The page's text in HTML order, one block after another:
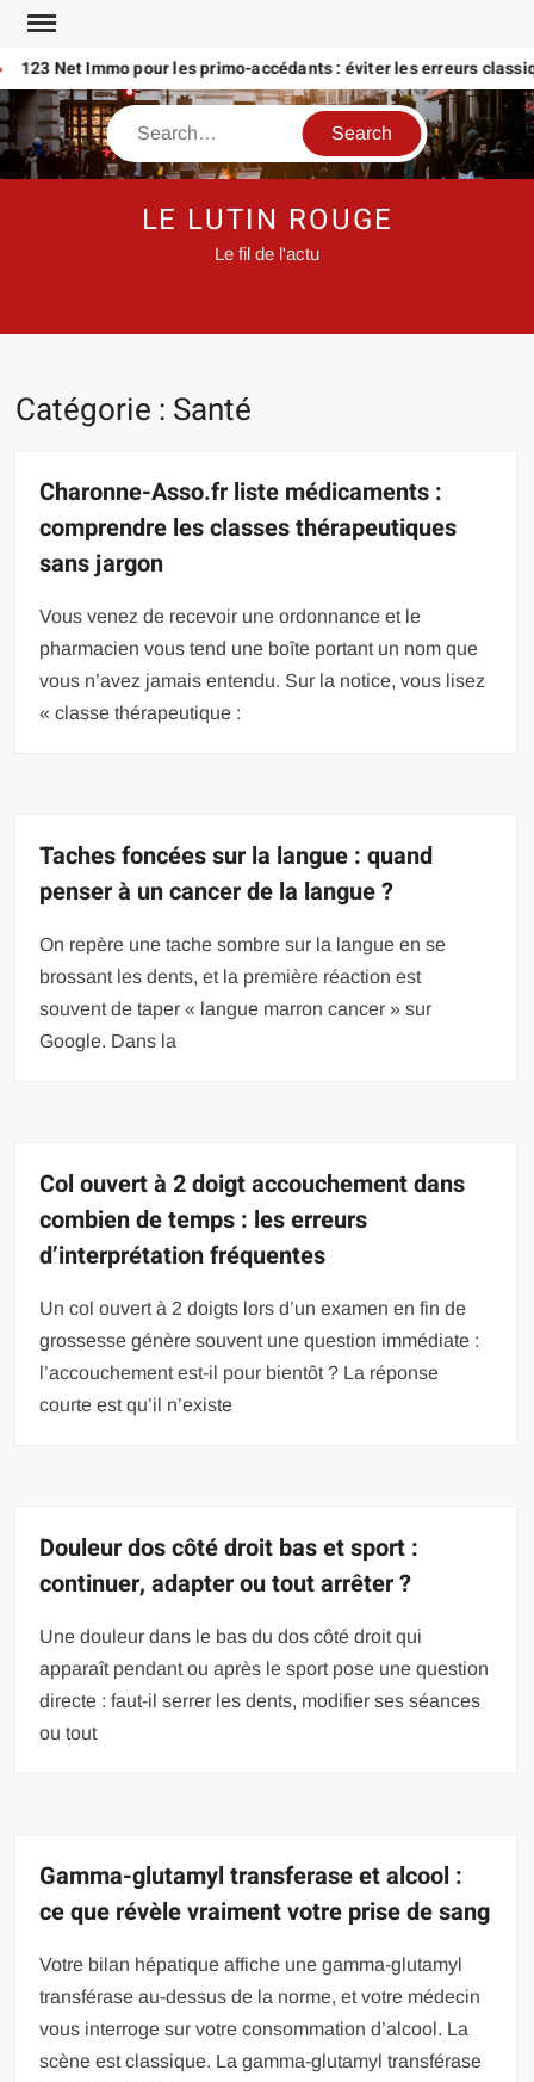
Skip
content
Net Immo pour les primo-accédants : éviter les erreurs classiques
Search
LE LUTIN ROUGE
Le fil de l'actu
Catégorie : Santé
Charonne-Asso.fr liste médicaments :
comprendre les classes thérapeutiques
sans jargon
Vous venez de recevoir une ordonnance et le
pharmacien vous tend une boîte portant un nom que
vous n’avez jamais entendu. Sur la notice, vous lisez
« classe thérapeutique :
Taches foncées sur la langue : quand
penser à un cancer de la langue ?
On repère une tache sombre sur la langue en se
brossant les dents, et la première réaction est
souvent de taper « langue marron cancer » sur
Google. Dans la
Col ouvert à 2 doigt accouchement dans
combien de temps : les erreurs
d’interprétation fréquentes
Un col ouvert à 2 doigts lors d’un examen en fin de
grossesse génère souvent une question immédiate :
l’accouchement est-il pour bientôt ? La réponse
courte est qu’il n’existe
Douleur dos côté droit bas et sport :
continuer, adapter ou tout arrêter ?
Une douleur dans le bas du dos côté droit qui
apparaît pendant ou après le sport pose une question
directe : faut-il serrer les dents, modifier ses séances
ou tout
Gamma-glutamyl transferase et alcool :
ce que révèle vraiment votre prise de sang
Votre bilan hépatique affiche une gamma-glutamyl
transférase au-dessus de la norme, et votre médecin
vous interroge sur votre consommation d’alcool. La
scène est classique. La gamma-glutamyl transférase